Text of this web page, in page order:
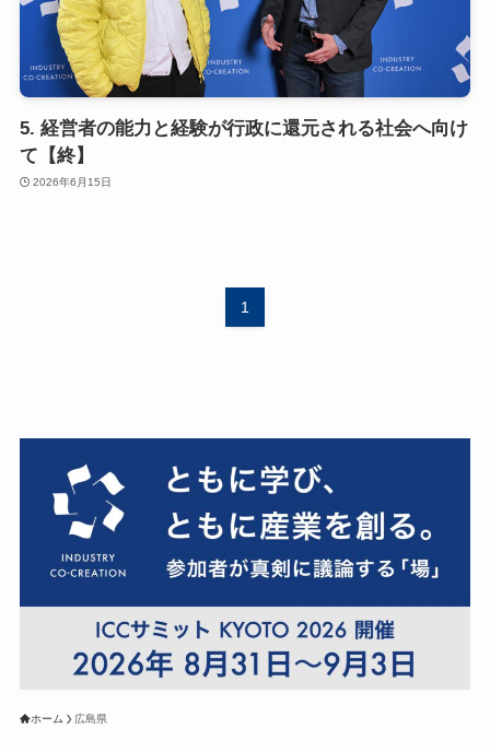
5. 経営者の能力と経験が行政に還元される社会へ向け
て【終】
2026年6月15日
1
ホーム 広島県